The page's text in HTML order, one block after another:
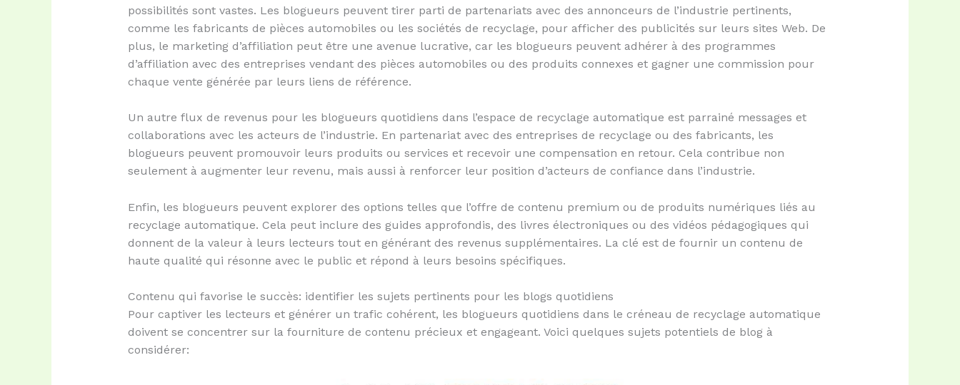
possibilités sont vastes. Les blogueurs peuvent tirer parti de partenariats avec des annonceurs de l’industrie pertinents,
comme les fabricants de pièces automobiles ou les sociétés de recyclage, pour afficher des publicités sur leurs sites Web. De
plus, le marketing d’affiliation peut être une avenue lucrative, car les blogueurs peuvent adhérer à des programmes
d’affiliation avec des entreprises vendant des pièces automobiles ou des produits connexes et gagner une commission pour
chaque vente générée par leurs liens de référence.
Un autre flux de revenus pour les blogueurs quotidiens dans l’espace de recyclage automatique est parrainé messages et
collaborations avec les acteurs de l’industrie. En partenariat avec des entreprises de recyclage ou des fabricants, les
blogueurs peuvent promouvoir leurs produits ou services et recevoir une compensation en retour. Cela contribue non
seulement à augmenter leur revenu, mais aussi à renforcer leur position d’acteurs de confiance dans l’industrie.
Enfin, les blogueurs peuvent explorer des options telles que l’offre de contenu premium ou de produits numériques liés au
recyclage automatique. Cela peut inclure des guides approfondis, des livres électroniques ou des vidéos pédagogiques qui
donnent de la valeur à leurs lecteurs tout en générant des revenus supplémentaires. La clé est de fournir un contenu de
haute qualité qui résonne avec le public et répond à leurs besoins spécifiques.
Contenu qui favorise le succès: identifier les sujets pertinents pour les blogs quotidiens
Pour captiver les lecteurs et générer un trafic cohérent, les blogueurs quotidiens dans le créneau de recyclage automatique
doivent se concentrer sur la fourniture de contenu précieux et engageant. Voici quelques sujets potentiels de blog à
considérer: